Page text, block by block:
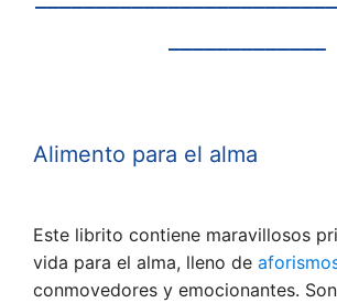
Alimento para el alma
Este librito contiene maravillosos
vida para el alma, lleno de
conmovedores y emocionantes.